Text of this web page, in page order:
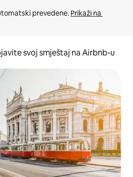
prevedene. Prikaži na
svoj smještaj na Airbnb-u